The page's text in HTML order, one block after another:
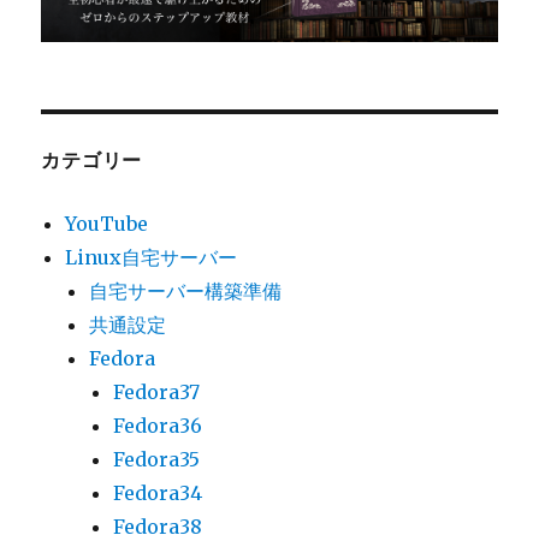
カテゴリー
YouTube
Linux自宅サーバー
自宅サーバー構築準備
共通設定
Fedora
Fedora37
Fedora36
Fedora35
Fedora34
Fedora38